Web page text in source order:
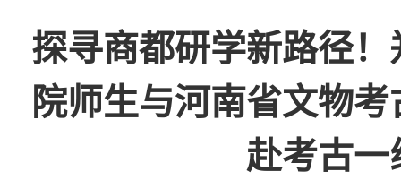
探寻商都研学新路径
院师生与河南省文物
赴考古一